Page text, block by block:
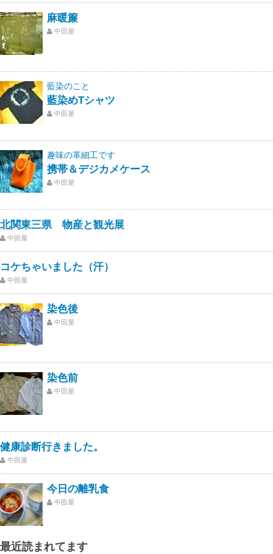
麻暖簾
中田屋
藍染のこと
藍染めTシャツ
中田屋
趣味の革細工です
携帯＆デジカメケース
中田屋
北関東三県 物産と観光展
中田屋
コケちゃいました（汗）
中田屋
染色後
中田屋
染色前
中田屋
健康診断行きました。
中田屋
今日の離乳食
中田屋
最近読まれてます